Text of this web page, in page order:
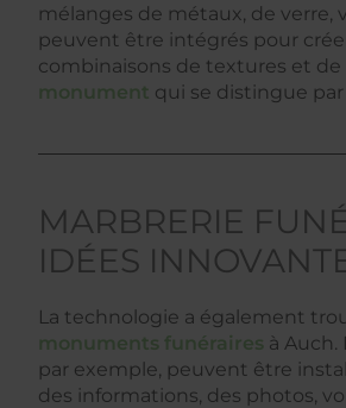
mélanges de métaux, de verre,
peuvent être intégrés pour
combinaisons de textures et
monument qui se distingue
MARBRERIE
IDÉES
La technologie a également
monuments funéraires à
par exemple, peuvent être
des informations, des photos,